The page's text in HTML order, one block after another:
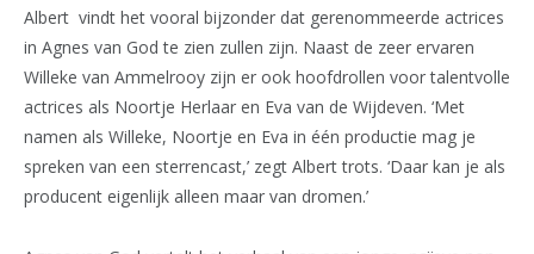
Albert vindt het vooral bijzonder dat gerenommeerde actrices
in Agnes van God te zien zullen zijn. Naast de zeer ervaren
Willeke van Ammelrooy zijn er ook hoofdrollen voor talentvolle
actrices als Noortje Herlaar en Eva van de Wijdeven. ‘Met
namen als Willeke, Noortje en Eva in één productie mag je
spreken van een sterrencast,’ zegt Albert trots. ‘Daar kan je als
producent eigenlijk alleen maar van dromen.’